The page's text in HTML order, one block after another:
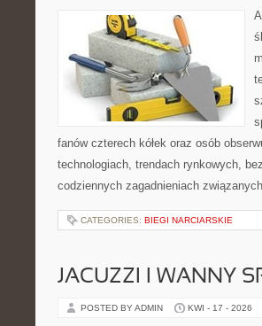
fanów czterech kółek oraz osób
technologiach, trendach rynkowych,
codziennych zagadnieniach
CATEGORIES: BIEGI NARCIARSKIE
JACUZZI I WANNY
POSTED BY ADMIN KWI - 17 - 2026